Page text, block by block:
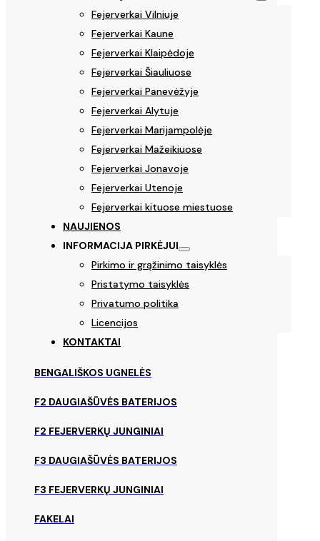
Fejerverkai Vilniuje
Fejerverkai Kaune
Fejerverkai Klaipėdoje
Fejerverkai Šiauliuose
Fejerverkai Panevėžyje
Fejerverkai Alytuje
Fejerverkai Marijampolėje
Fejerverkai Mažeikiuose
Fejerverkai Jonavoje
Fejerverkai Utenoje
Fejerverkai kituose miestuose
NAUJIENOS
INFORMACIJA PIRKĖJUI
Pirkimo ir grąžinimo taisyklės
Pristatymo taisyklės
Privatumo politika
Licencijos
KONTAKTAI
BENGALIŠKOS UGNELĖS
F2 DAUGIAŠŪVĖS BATERIJOS
F2 FEJERVERKŲ JUNGINIAI
F3 DAUGIAŠŪVĖS BATERIJOS
F3 FEJERVERKŲ JUNGINIAI
FAKELAI